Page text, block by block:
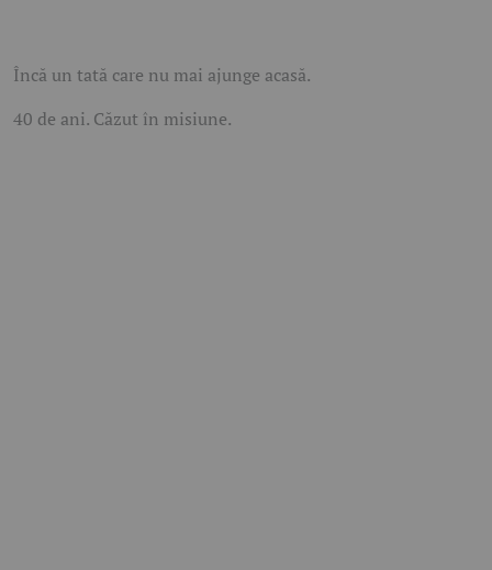
Încă un tată care nu mai ajunge acasă.
40 de ani. Căzut în misiune.